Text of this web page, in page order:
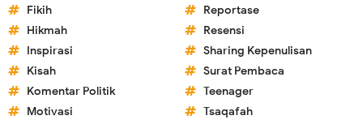
Fikih
Hikmah
Inspirasi
Kisah
Komentar Politik
Motivasi
Reportase
Resensi
Sharing Kepenulisan
Surat Pembaca
Teenager
Tsaqafah